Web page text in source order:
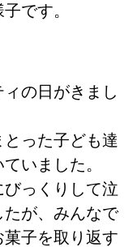
です。
の日がきまし
った子ども達
いました。
っくりして泣
たが、みんなで
子を取り返す